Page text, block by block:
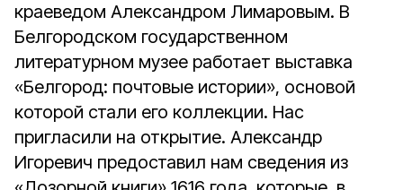
краеведом Александром Лимаровым. В
Белгородском государственном
литературном музее работает выставка
«Белгород: почтовые истории», основой
которой стали его коллекции. Нас
пригласили на открытие. Александр
Игоревич предоставил нам сведения из